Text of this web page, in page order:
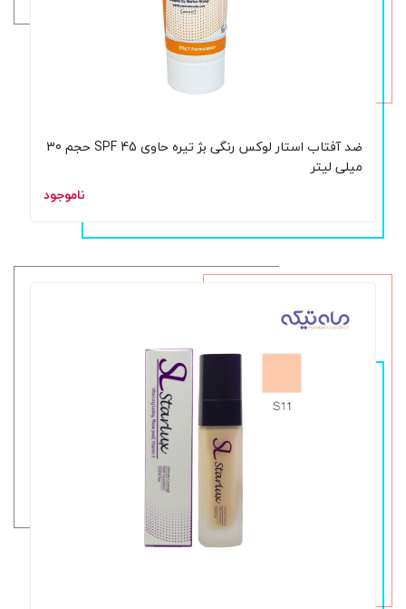
ضد آفتاب استار لوکس رنگی بژ تیره حاوی SPF 45 حجم 30
میلی لیتر
ناموجود